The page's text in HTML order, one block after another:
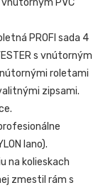
PROFI sada 4
s vnútorným
roletami
zipsami.
lano).
na kolieskach
zmestil rám s